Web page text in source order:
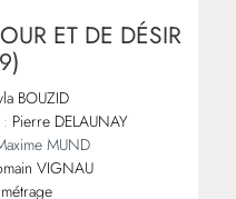
ET DE DÉSIR
BOUZID
Pierre DELAUNAY
MUND
VIGNAU